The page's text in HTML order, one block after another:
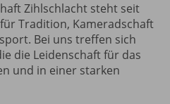
Zihlschlacht steht seit
Tradition, Kameradschaft
Bei uns treffen sich
die Leidenschaft für das
und in einer starken